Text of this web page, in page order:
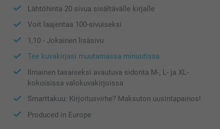
Lähtöhinta 20 sivua sisältävälle kirjalle
Voit laajentaa 100-sivuiseksi
1,10 - Jokainen lisäsivu
Tee kuvakirjasi muutamassa minuutissa
Ilmainen tasaiseksi avautuva sidonta M-, L- ja XL-
kokoisissa valokuvakirjoissa
Smarttakuu: Kirjoitusvirhe? Maksuton uusintapainos!
Produced in Europe